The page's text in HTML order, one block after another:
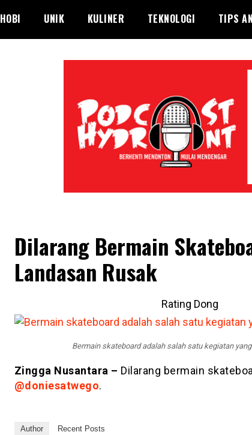
HOBI UNIK KULINER TEKNOLOGI TIPS
Dilarang Bermain
Landasan Rusak
Rating Dong
Bermain skateboard adalah salah satu kegiatan
Zingga Nusantara – Dilarang bermain
@doniesatwego.
Author Recent Posts